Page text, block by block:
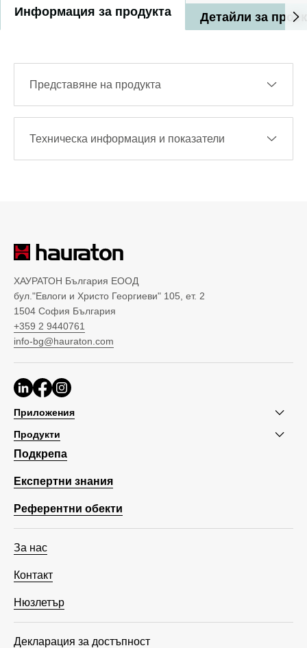
Информация за продукта Детайли за
Представяне на продукта
Техническа информация и показатели
ХАУРАТОН България ЕООД
бул."Евлоги и Христо Георгиеви" 105, ет. 2
1504 София България
+359 2 9440761
info-bg@hauraton.com
Приложения
Продукти
Подкрепа
Експертни знания
Референтни обекти
За нас
Контакт
Нюзлетър
Декларация за достъпност